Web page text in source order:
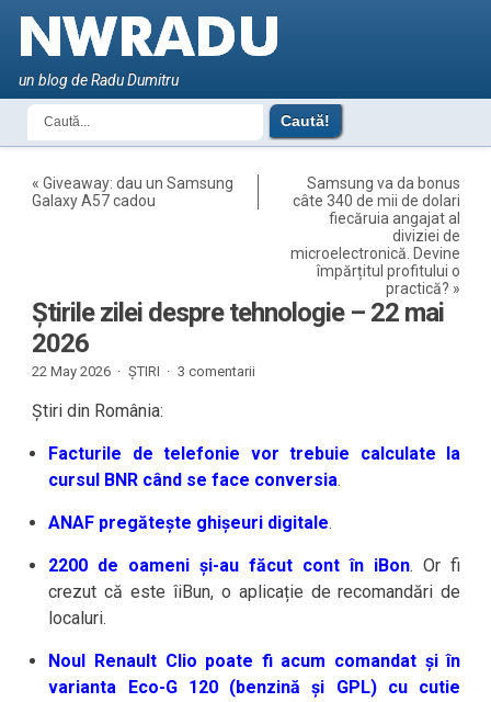
un blog de Radu Dumitru
«Giveaway: dau un Samsung
Galaxy A57 cadou
Samsung va da bonus
câte 340 de mii de dolari
fiecăruia angajat al
diviziei de
microelectronică. Devine
împărțitul profitului o
practică? »
Știrile zilei despre tehnologie – 22 mai
2026
22 May 2026 · ȘTIRI · 3 comentarii
Știri din România:
Facturile de telefonie vor trebuie calculate la
cursul BNR când se face conversia.
ANAF pregătește ghișeuri digitale.
2200 de oameni și-au făcut cont în iBon. Or fi
crezut că este îiBun, o aplicație de recomandări de
localuri.
Noul Renault Clio poate fi acum comandat și în
varianta Eco-G 120 (benzină și GPL) cu cutie